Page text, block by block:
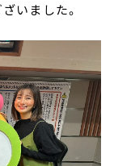
いました。